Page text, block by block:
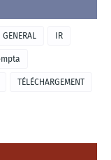
GENERAL IR
TÉLÉCHARGEMENT